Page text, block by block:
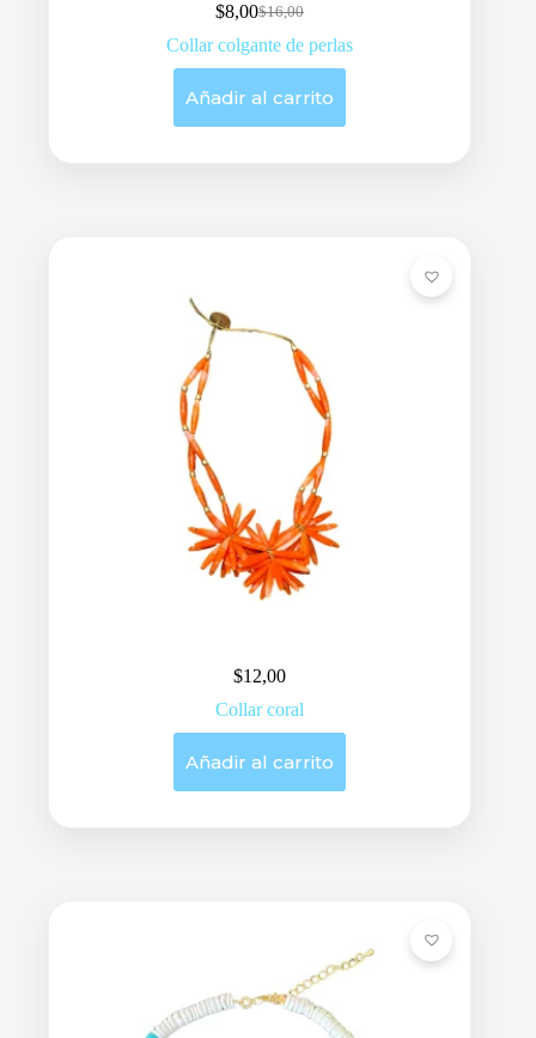
$16,00
Original
price
was:
$8,00Current
price
is:
Collar colgante de perlas
Añadir al carrito
$12,00
Collar coral
Añadir al carrito